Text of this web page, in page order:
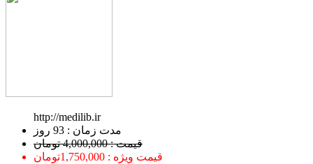
http://medilib.ir
ﻣﺪﺕ ﺯﻣﺎﻥ : 93 ﺭﻭﺯ
قیمت : 4,000,000 تومان
قیمت ویژه : 1,750,000تومان